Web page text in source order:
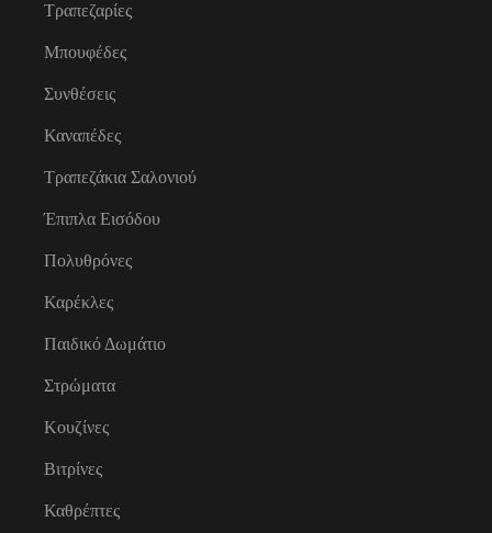
Τραπεζαρίες
Μπουφέδες
Συνθέσεις
Καναπέδες
Τραπεζάκια Σαλονιού
Έπιπλα Εισόδου
Πολυθρόνες
Καρέκλες
Παιδικό Δωμάτιο
Στρώματα
Κουζίνες
Βιτρίνες
Καθρέπτες